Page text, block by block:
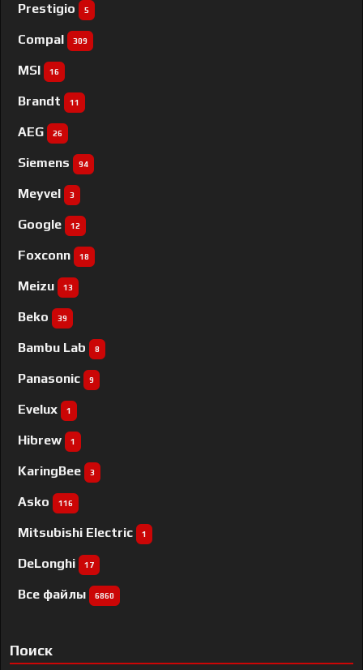
Prestigio 5
Compal 309
MSI 16
Brandt 11
AEG 26
Siemens 94
Meyvel 3
Google 12
Foxconn 18
Meizu 13
Beko 39
Bambu Lab 8
Panasonic 9
Evelux 1
Hibrew 1
KaringBee 3
Asko 116
Mitsubishi Electric 1
DeLonghi 17
Все файлы 6860
Поиск